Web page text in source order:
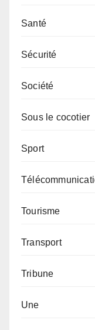
Santé
Sécurité
Société
Sous le cocotier
Sport
Tourisme
Transport
Tribune
Une